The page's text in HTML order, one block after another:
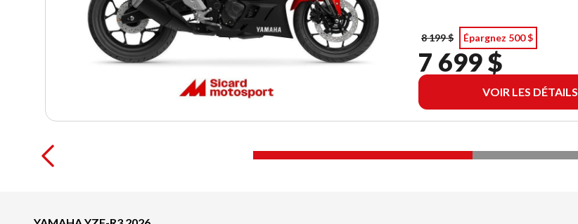
8 199 $ Épargnez 500 $
7 699 $
VOIR LES DÉTAILS